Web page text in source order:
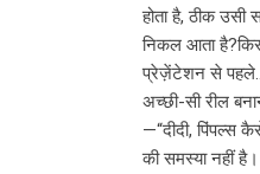
होता है, ठीक उसी
निकल आता
प्रेज़ेंटेशन से
अच्छी-सी रील
—“दीदी, पिंपल्स
की समस्या नहीं